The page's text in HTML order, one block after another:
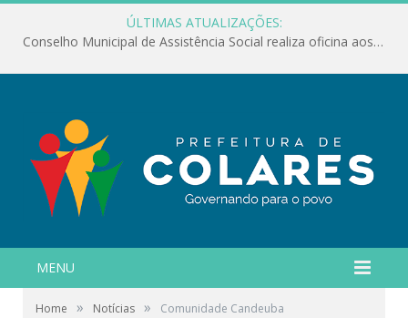
ÚLTIMAS ATUALIZAÇÕES:
Conselho Municipal de Assistência Social realiza oficina aos servidores
MENU
Home » Notícias » Comunidade Candeuba